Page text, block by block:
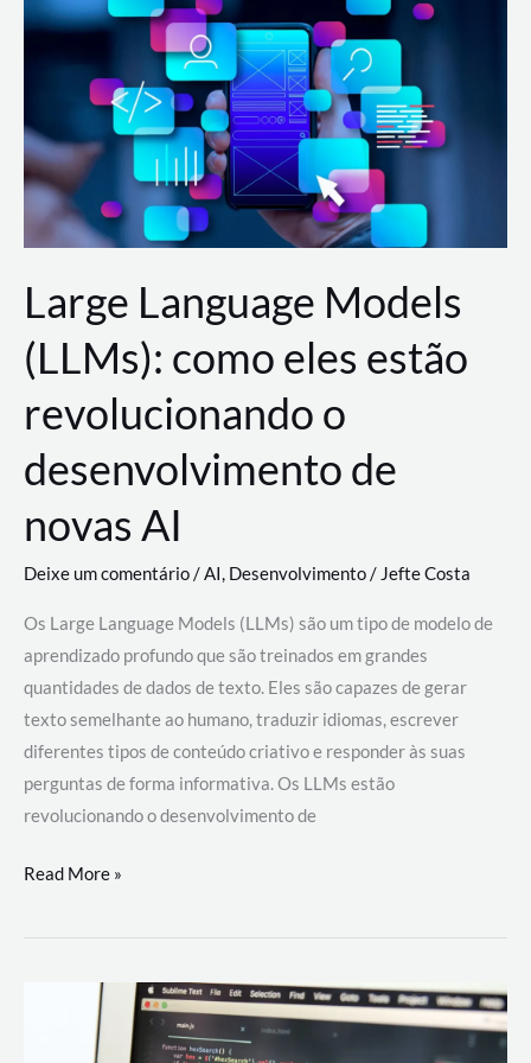
de
a
AWS?
Large Language Models
(LLMs): como eles estão
revolucionando o
desenvolvimento de
novas AI
Deixe um comentário/AI, Desenvolvimento/ Jefte Costa
Os Large Language Models (LLMs) são um tipo de modelo de
aprendizado profundo que são treinados em grandes
quantidades de dados de texto. Eles são capazes de gerar
texto semelhante ao humano, traduzir idiomas, escrever
diferentes tipos de conteúdo criativo e responder às suas
perguntas de forma informativa. Os LLMs estão
revolucionando o desenvolvimento de
Large
Models
Read More »